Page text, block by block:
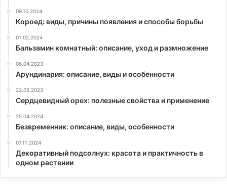
09.10.2024
Короед: виды, причины появления и способы борьбы
01.02.2024
Бальзамин комнатный: описание, уход и размножение
06.04.2023
Арундинария: описание, виды и особенности
23.05.2023
Сердцевидный орех: полезные свойства и применение
25.04.2024
Безвременник: описание, виды, особенности
07.11.2024
Декоративный подсолнух: красота и практичность в
одном растении